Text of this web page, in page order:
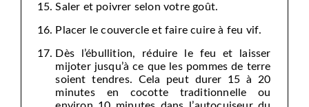
Saler et poivrer selon votre goût.
Placer le couvercle et faire cuire à feu vif.
Dès l’ébullition, réduire le feu et laisser
mijoter jusqu’à ce que les pommes de terre
soient tendres. Cela peut durer 15 à 20
minutes en cocotte traditionnelle ou